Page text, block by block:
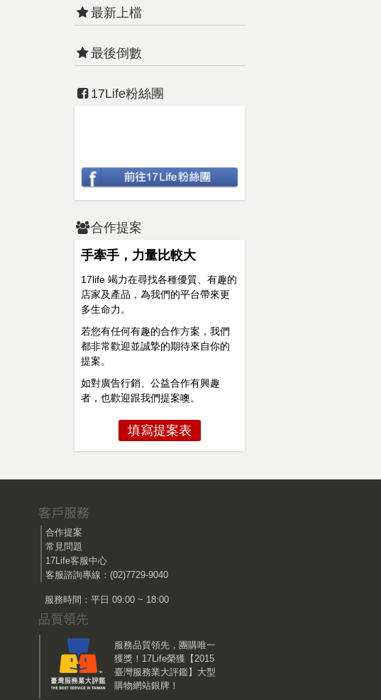
最新上檔
最後倒數
17Life粉絲團
合作提案
手牽手，力量比較大
17life 竭力在尋找各種優質、有趣的
店家及產品，為我們的平台帶來更
多生命力。
若您有任何有趣的合作方案，我們
都非常歡迎並誠摯的期待來自你的
提案。
如對廣告行銷、公益合作有興趣
者，也歡迎跟我們提案噢。
填寫提案表
合作提案
常見問題
17Life客服中心
客服諮詢專線：(02)7729-9040
服務時間：平日 09:00 ~ 18:00
服務品質領先，團購唯一
獲獎！17Life榮獲【2015
臺灣服務業大評鑑】大型
購物網站銀牌！